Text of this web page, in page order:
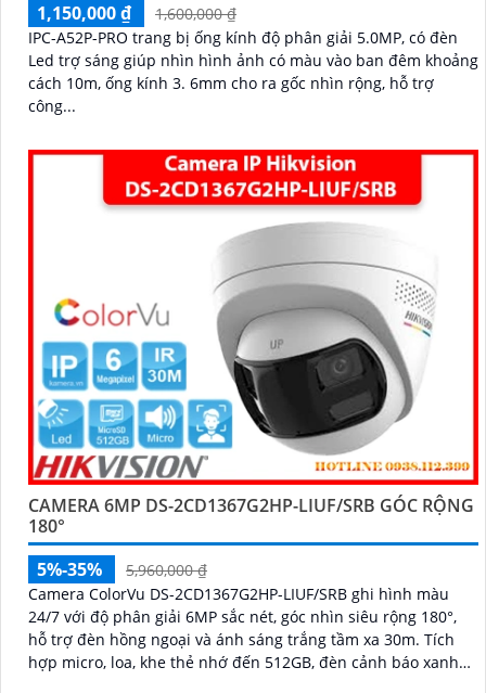
1,150,000 ₫
1,600,000 ₫
IPC-A52P-PRO trang bị ống kính độ phân giải 5.0MP, có đèn
Led trợ sáng giúp nhìn hình ảnh có màu vào ban đêm khoảng
cách 10m, ống kính 3. 6mm cho ra gốc nhìn rộng, hỗ trợ
công...
CAMERA 6MP DS-2CD1367G2HP-LIUF/SRB GÓC RỘNG
180°
5%-35%
5,960,000 ₫
Camera ColorVu DS-2CD1367G2HP-LIUF/SRB ghi hình màu
24/7 với độ phân giải 6MP sắc nét, góc nhìn siêu rộng 180°,
hỗ trợ đèn hồng ngoại và ánh sáng trắng tầm xa 30m. Tích
hợp micro, loa, khe thẻ nhớ đến 512GB, đèn cảnh báo xanh